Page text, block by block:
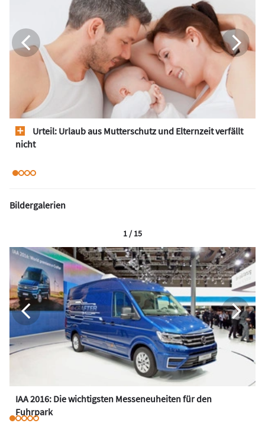
Urteil: Urlaub aus Mutterschutz und Elternzeit verfällt
nicht
Bildergalerien
IAA 2016: Die wichtigsten Messeneuheiten für den
Fuhrpark
1 / 15